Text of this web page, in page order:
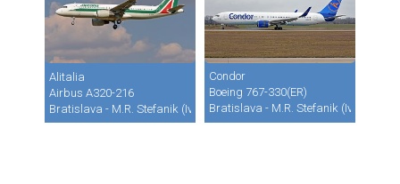
Alitalia
Airbus A320-216
Bratislava - M.R. Stefanik (Ivanka) (BTS / LZIB)
Condor
Boeing 767-330(ER)
Bratislava - M.R. Stefanik (Ivanka)